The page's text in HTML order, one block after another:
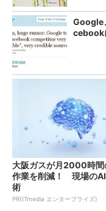
Google
cebook
大阪ガスが月2000時間
作業を削減！ 現場の
術
PR(ITmedia エンタープライズ)